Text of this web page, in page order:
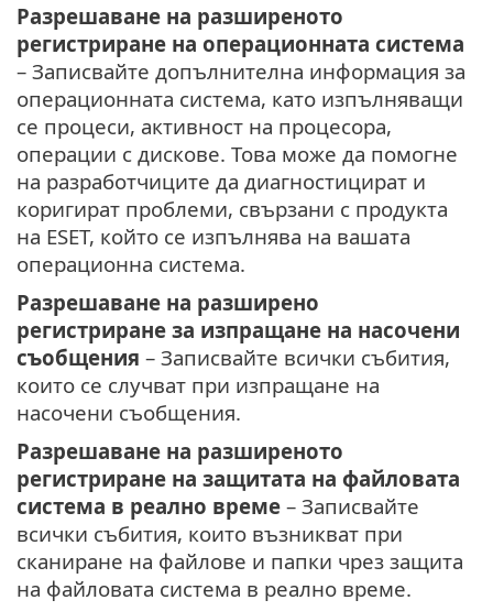
Разрешаване на разширеното
регистриране на операционната система
– Записвайте допълнителна информация за
операционната система, като изпълняващи
се процеси, активност на процесора,
операции с дискове. Това може да помогне
на разработчиците да диагностицират и
коригират проблеми, свързани с продукта
на ESET, който се изпълнява на вашата
операционна система.
Разрешаване на разширено
регистриране за изпращане на насочени
съобщения – Записвайте всички събития,
които се случват при изпращане на
насочени съобщения.
Разрешаване на разширеното
регистриране на защитата на файловата
система в реално време – Записвайте
всички събития, които възникват при
сканиране на файлове и папки чрез защита
на файловата система в реално време.